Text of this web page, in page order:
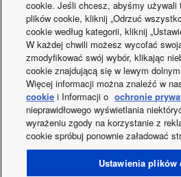
Prąd w trybie
ogrzewania (1p
230V / 3p 400)
A
Prąd w trybie
ogrzewania (1p
240V / 3p 415)
A
Przepływ powietrza
jednostki zew.
(Chłodzenie)
m³/min
Przepływ powietrza
jednostki zew.
m³/min
kanałowe z 2
wariantami montażu –
PF3
Facebook Instagram
O nas
Kontakt z nami Mapa
Polityka prywatności
cookie. Jeśli chcesz, abyśmy używali
plików cookie, kliknij „Odrzuć
cookie według kategorii, kliknij
W każdej chwili możesz wycofać
zmodyfikować swój wybór, klikając
cookie znajdującą się w lewym
Więcej informacji można znaleźć w
cookie i Informacji o ochronie
nieprawidłowego wyświetlania
wyrażeniu zgody na korzystanie z
cookie spróbuj ponownie załadować
Ustawienia plików